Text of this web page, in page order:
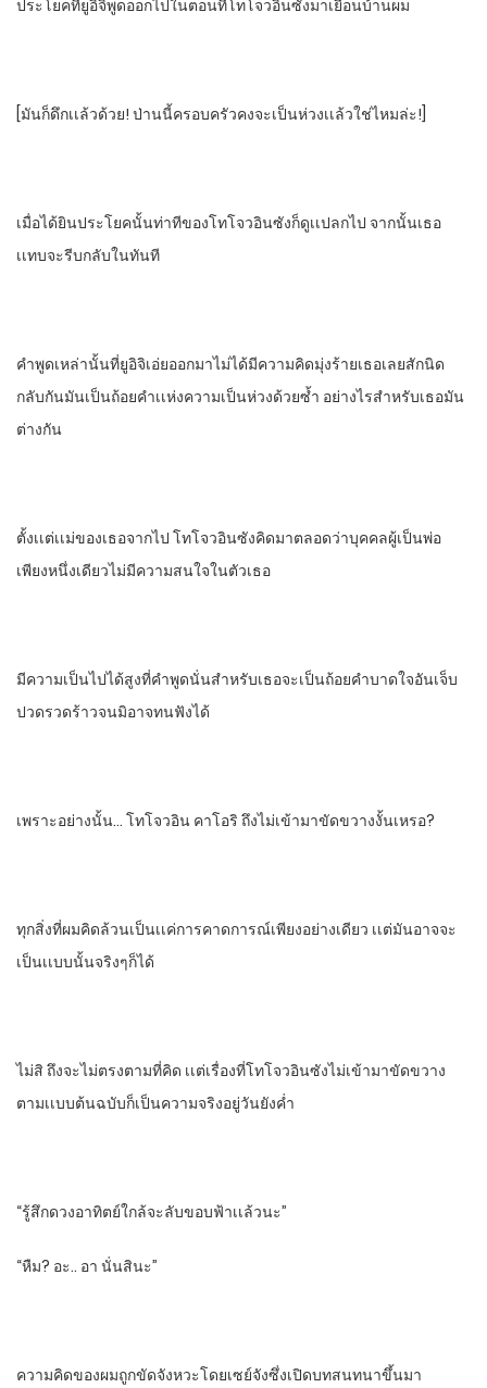
ประโยคที่ยูอิจิพูดออกไป​ในตอนที่โทโจวอินซังมาเยือนบ้านผม
[มันก็ดึกเเล้วด้วย! ป่านนี้ครอบครัวคงจะเป็นห่วงเเล้วใช่ไหมล่ะ!]​
เมื่อได้ยินประโยคนั้นท่าทีของโทโจวอินซังก็ดูเเปลกไป​ จากนั้นเธอ
เเทบจะรีบกลับในทันที
คําพูดเหล่านั้นที่ยูอิจิเอ่ยออกมาไม่ได้มีความคิดมุ่งร้ายเธอเลยสักนิด​
กลับกันมันเป็นถ้อยคําเเห่งความเป็นห่วงด้วยซํ้า​ อย่างไรสําหรับเธอมัน
ต่างกัน
ตั้งเเต่เเม่ของเธอจากไป​ โทโจวอินซังคิดมาตลอดว่าบุคคลผู้เป็นพ่อ
เพียงหนึ่งเดียวไม่มีความสนใจในตัวเธอ
มีความเป็นไปได้สูงที่คําพูดนั่นสําหรับเธอ​จะเป็นถ้อยคําบาดใจอันเจ็บ
ปวดรวดร้าวจนมิอาจทนฟังได้
เพราะอย่างนั้น… โทโจวอิน​ คาโอริ​ ถึงไม่เข้ามาขัดขวางงั้นเหรอ?
ทุกสิ่งที่ผมคิดล้วนเป็นเเค่การคาดการณ์เพียงอย่างเดียว​ เเต่มันอาจจะ
เป็นเเบบนั้นจริงๆก็ได้
ไม่สิ​ ถึงจะไม่ตรงตามที่คิด เเต่เรื่องที่โทโจวอินซังไม่เข้ามาขัดขวาง
ตามเเบบต้นฉบับ​ก็เป็นความจริงอยู่วันยังคํ่า
“รู้สึกดวงอาทิตย์ใกล้จะลับขอบฟ้าเเล้วนะ”
“หืม? อะ.. อา​ นั่นสินะ”
ความคิดของผมถูกขัดจังหวะโดยเซย์จังซึ่งเปิดบทสนทนาขึ้นมา